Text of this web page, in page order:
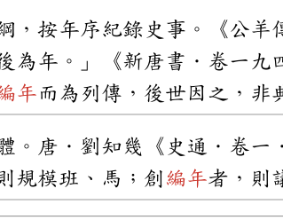
，按年序紀錄史事。《公羊
為年。」《新唐書．卷一
年 而為列傳，後世因之，非
。唐．劉知幾《史通．卷一
規模班、馬；創 編年者，則